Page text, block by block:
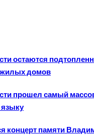
остаются
жилых домов
прошел самый
концерт памяти